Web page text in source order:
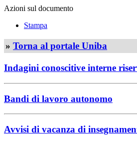
Azioni sul documento
Stampa
» Torna al portale Uniba
Indagini conoscitive interne
Bandi di lavoro autonomo
Avvisi di vacanza di